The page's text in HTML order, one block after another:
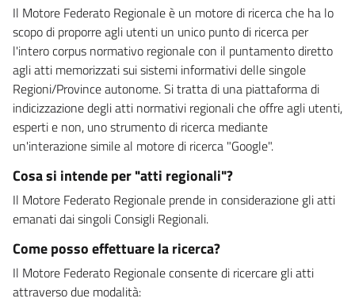
Il Motore Federato Regionale è un motore di ricerca che ha lo
scopo di proporre agli utenti un unico punto di ricerca per
l'intero corpus normativo regionale con il puntamento diretto
agli atti memorizzati sui sistemi informativi delle singole
Regioni/Province autonome. Si tratta di una piattaforma di
indicizzazione degli atti normativi regionali che offre agli utenti,
esperti e non, uno strumento di ricerca mediante
un'interazione simile al motore di ricerca "Google".
Cosa si intende per "atti regionali"?
Il Motore Federato Regionale prende in considerazione gli atti
emanati dai singoli Consigli Regionali.
Come posso effettuare la ricerca?
Il Motore Federato Regionale consente di ricercare gli atti
attraverso due modalità: